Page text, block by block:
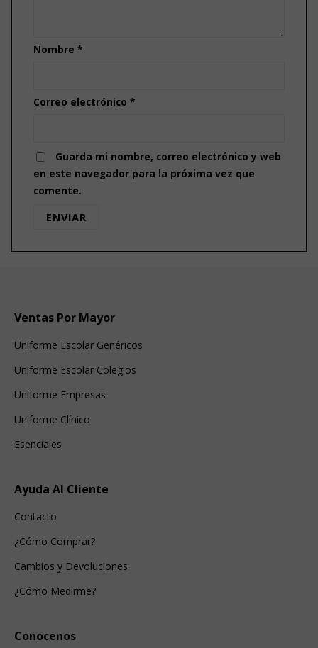
Nombre *
Correo electrónico *
Guarda mi nombre, correo electrónico y web
en este navegador para la próxima vez que
comente.
Ventas Por Mayor
Uniforme Escolar Genéricos
Uniforme Escolar Colegios
Uniforme Empresas
Uniforme Clínico
Esenciales
Ayuda Al Cliente
Contacto
¿Cómo Comprar?
Cambios y Devoluciones
¿Cómo Medirme?
Conocenos